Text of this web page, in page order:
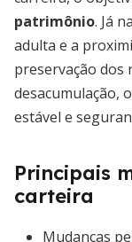
patrimônio. Já
adulta e a
preservação dos
desacumulação,
estável e
Principais
carteira
Mudanças